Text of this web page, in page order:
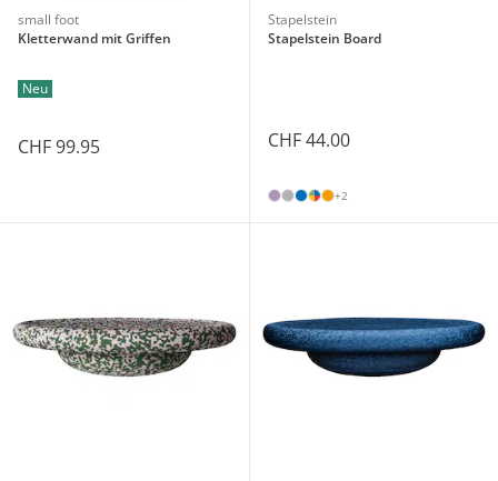
small foot
Kletterwand mit Griffen
Neu
CHF 99.95
Stapelstein
Stapelstein Board
CHF 44.00
+2